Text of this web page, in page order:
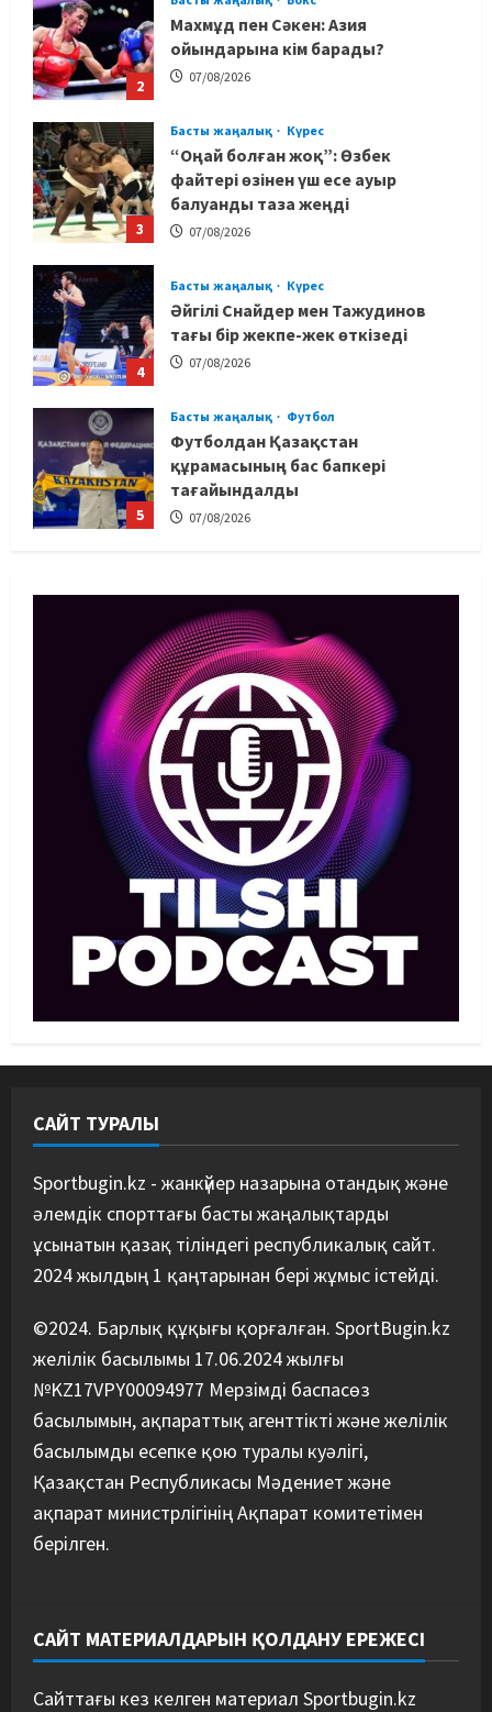
3
“Оңай болған жоқ”: Өзбек
файтері өзінен үш есе ауыр
балуанды таза жеңді
07/08/2026
4
Басты жаңалық Күрес
Әйгілі Снайдер мен Тажудинов
тағы бір жекпе-жек өткізеді
5
Футболдан Қазақстан
құрамасының бас бапкері
тағайындалды
07/08/2026
1
MMA Басты жаңалық
Басқалардың жолын жапты: ММА
менеджері Арман Әшімов жайлы
жағымсыз оқиғаны айтты
07/08/2026
2
Махмұд пен Сәкен: Азия
ойындарына кім барады?
07/08/2026
3
Басты жаңалық Күрес
“Оңай болған жоқ”: Өзбек
файтері өзінен үш есе ауыр
балуанды таза жеңді
07/08/2026
4
Басты жаңалық Күрес
Әйгілі Снайдер мен Тажудинов
тағы бір жекпе-жек өткізеді
07/08/2026
Басты жаңалық Футбол
тағайындалды
САЙТ ТУРАЛЫ
Sportbugin.kz - жанкүйер назарына отандық және
әлемдік спорттағы басты жаңалықтарды
ұсынатын қазақ тіліндегі республикалық сайт.
2024 жылдың 1 қаңтарынан бері жұмыс істейді.
©2024. Барлық құқығы қорғалған. SportBugin.kz
желілік басылымы 17.06.2024 жылғы
№KZ17VPY00094977 Мерзімді баспасөз
басылымын, ақпараттық агенттікті және желілік
басылымды есепке қою туралы куәлігі,
Қазақстан Республикасы Мәдениет және
ақпарат министрлігінің Ақпарат комитетімен
берілген.
САЙТ МАТЕРИАЛДАРЫН ҚОЛДАНУ ЕРЕЖЕСІ
Сайттағы кез келген материал Sportbugin.kz